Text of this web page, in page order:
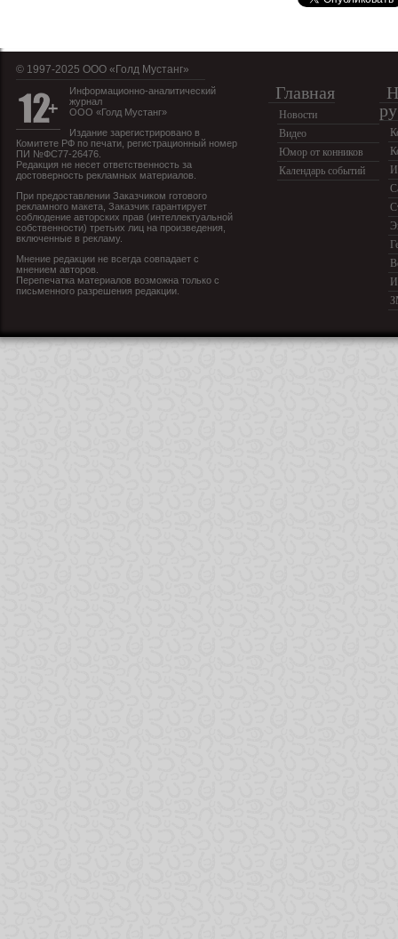
© 1997-2025 OOO «Голд Мустанг»
Информационно-аналитический
журнал
ООО «Голд Мустанг»
Издание зарегистрировано в
Комитете РФ по печати, регистрационный номер
ПИ №ФС77-26476.
Редакция не несет ответственность за
достоверность рекламных материалов.
При предоставлении Заказчиком готового
рекламного макета, Заказчик гарантирует
соблюдение авторских прав (интеллектуальной
собственности) третьих лиц на произведения,
включенные в рекламу.
Мнение редакции не всегда совпадает с
мнением авторов.
Перепечатка материалов возможна только с
письменного разрешения редакции.
Главная
Новости
Видео
Юмор от конников
Календарь событий